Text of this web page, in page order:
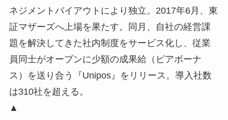
ネジメントバイアウトにより独立。2017年6月、東
証マザーズへ上場を果たす。同月、自社の経営課
題を解決してきた社内制度をサービス化し、従業
員同士がオープンに少額の成果給（ピアボーナ
ス）を送り合う『Unipos』をリリース。導入社数
は310社を超える。
▲